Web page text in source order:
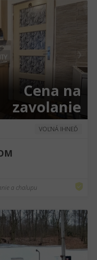
Cena na
zavolanie
VOĽNÁ IHNEĎ
a chalupu